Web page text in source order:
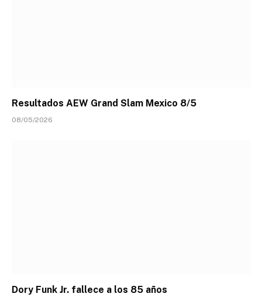
Resultados AEW Grand Slam Mexico 8/5
08/05/2026
Dory Funk Jr. fallece a los 85 años